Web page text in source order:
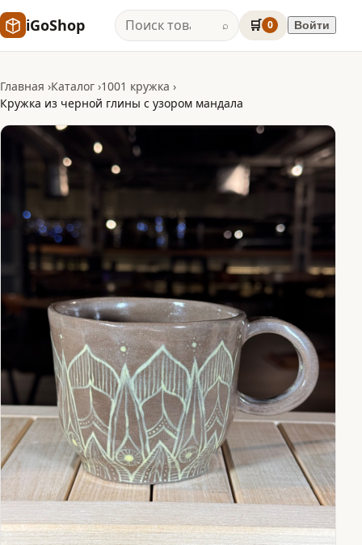
iGoShop ⌕ 🛒 0 Войти
Главная Каталог 1001 кружка
Кружка из черной глины с узором мандала